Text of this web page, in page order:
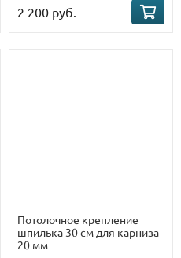
2 200 руб.
Потолочное крепление
шпилька 30 см для карниза
20 мм